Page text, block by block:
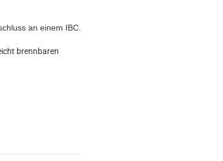
an einem IBC.
brennbaren